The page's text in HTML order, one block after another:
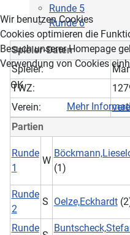
Runde 5
Runde 6
Spieler-Daten
Spieler:
TWZ:
Verein:
Partien
Runde
1
W
(1)
Runde
2
S Oelze,Eckhardt
Runde
Wir benutzen Cookies
Cookies optimieren die
Besuch unserer Homepage
Verwendung von Cookies
OK
Mehr